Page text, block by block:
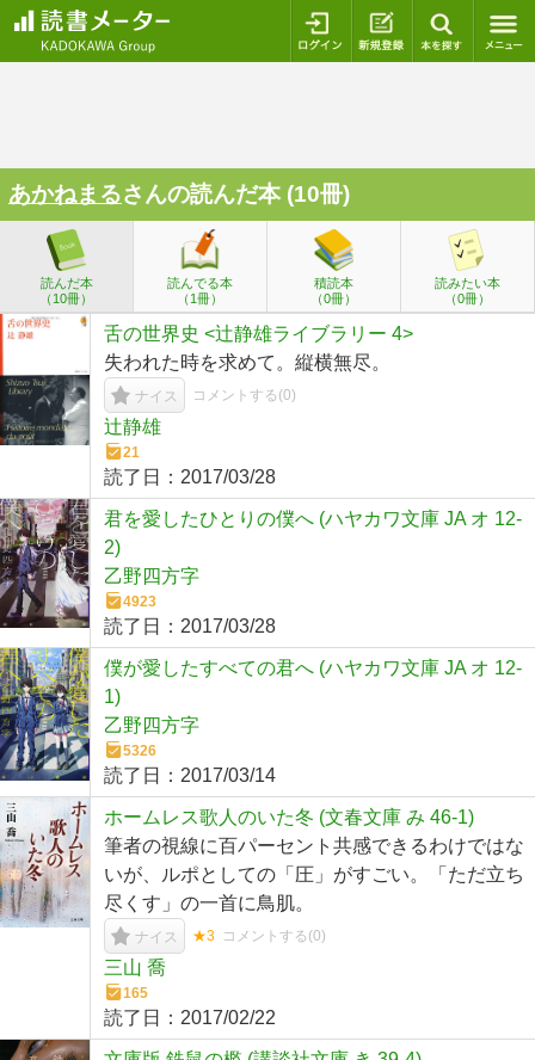
ログイン 新規登録
あかねまるさんの読んだ本 (10冊)
読んだ本
（10冊）
読んでる本
（1冊）
積読本
（0冊）
読みたい本
（0冊）
舌の世界史 <辻静雄ライブラリー 4>
失われた時を求めて。縦横無尽。
ナイス コメントする(0)
辻静雄
21
読了日： 2017/03/28
君を愛したひとりの僕へ (ハヤカワ文庫 JA オ 12-
2)
乙野四方字
4923
読了日： 2017/03/28
僕が愛したすべての君へ (ハヤカワ文庫 JA オ 12-
1)
乙野四方字
5326
読了日： 2017/03/14
ホームレス歌人のいた冬 (文春文庫 み 46-1)
筆者の視線に百パーセント共感できるわけではな
いが、ルポとしての「圧」がすごい。「ただ立ち
尽くす」の一首に鳥肌。
ナイス ★3 コメントする(0)
三山 喬
165
読了日： 2017/02/22